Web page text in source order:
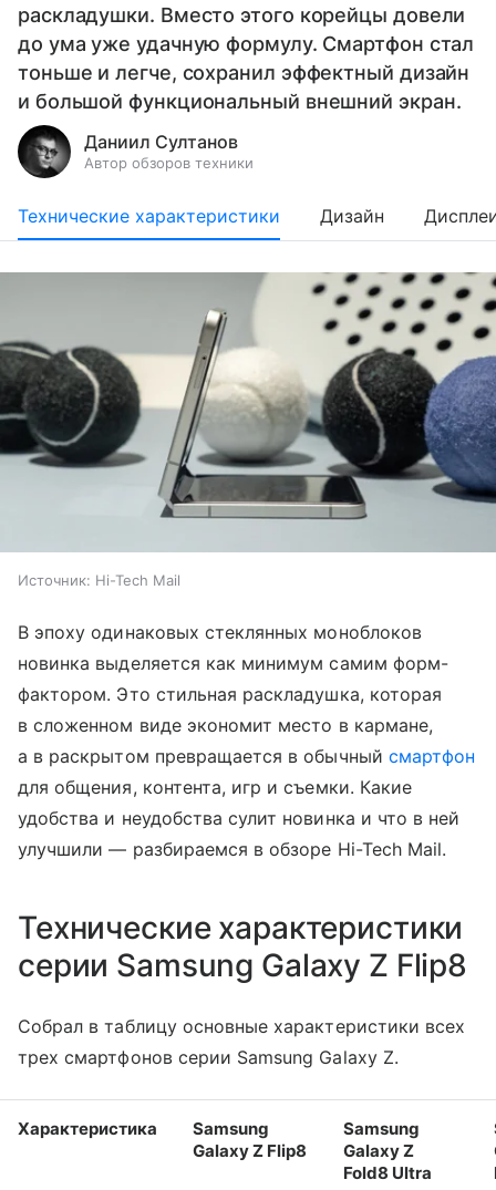
раскладушки. Вместо этого корейцы довели
до ума уже удачную формулу. Смартфон стал
тоньше и легче, сохранил эффектный дизайн
и большой функциональный внешний экран.
Даниил Султанов
Автор обзоров техники
Технические характеристики Дизайн
Источник: Hi-Tech Mail
В эпоху одинаковых стеклянных моноблоков
новинка выделяется как минимум самим форм-
фактором. Это стильная раскладушка, которая
в сложенном виде экономит место в кармане,
а в раскрытом превращается в обычный смартфон
для общения, контента, игр и съемки. Какие
удобства и неудобства сулит новинка и что в ней
улучшили — разбираемся в обзоре Hi-Tech Mail.
Технические характеристики
серии Samsung Galaxy Z Flip8
Собрал в таблицу основные характеристики всех
трех смартфонов серии Samsung Galaxy Z.
Характеристика
Samsung
Galaxy Z Flip8
Samsung
Galaxy Z
Fold8 Ultra